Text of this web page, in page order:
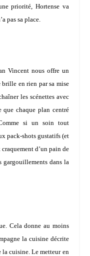
priorité, Hortense va
pas sa place.
Vincentnous offre un
en rien par sa mise
les scénettes avec
que chaque plan centré
si un soin tout
pack-shots gustatifs (et
d’un pain de
dans la
Cela donne au moins
la cuisine décrite
la cuisine. Le metteur en